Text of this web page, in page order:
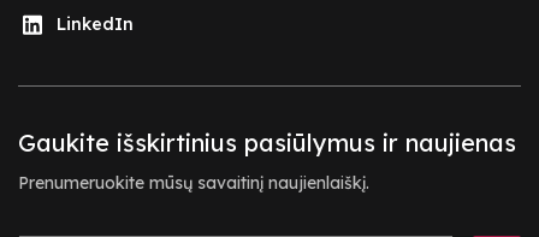
LinkedIn
Gaukite išskirtinius pasiūlymus ir naujienas
Prenumeruokite mūsų savaitinį naujienlaiškį.